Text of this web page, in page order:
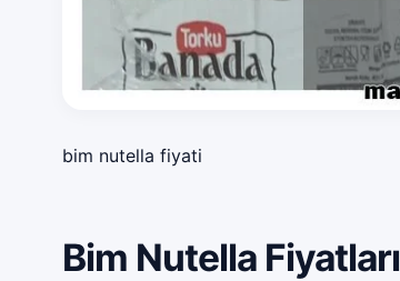
bim nutella fiyati
Bim Nutella Fiyatları